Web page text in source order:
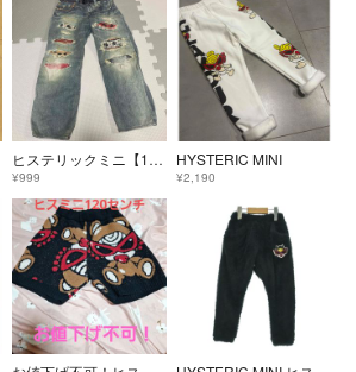
ヒステリックミニ【110】
¥999
HYSTERIC MINI
¥2,190